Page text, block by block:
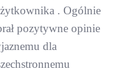
. Ogólnie
pozytywne opinie
dla